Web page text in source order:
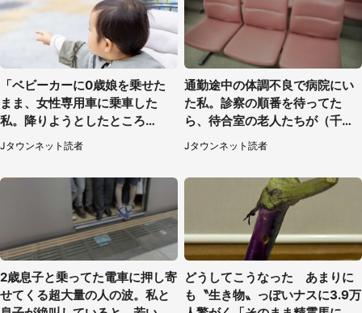
「ベビーカーに0歳娘を乗せた
まま、女性専用車に乗車した
私。降りようとしたところ
で...」（大阪府・30代女性）
Jタウンネット読者
通勤途中の体調不良で病院にい
た私。診察の順番を待ってた
ら、待合室の老人たちが（千葉
県・50代男性）
Jタウンネット読者
2歳息子と乗ってた電車に押し寄
せてくる超大量の人の波。私と
どうしてこうなった あまりに
も〝生き物〟っぽいナスに3.9万